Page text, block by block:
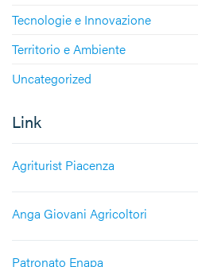
Tecnologie e Innovazione
Territorio e Ambiente
Uncategorized
Link
Agriturist Piacenza
Anga Giovani Agricoltori
Patronato Enapa